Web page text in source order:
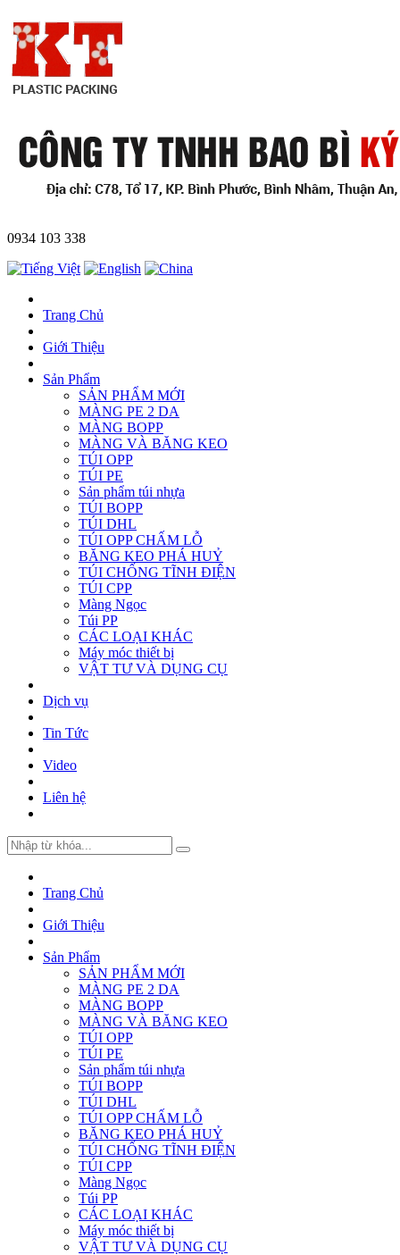
0934 103 338
Trang Chủ
Giới Thiệu
Sản Phẩm
SẢN PHẨM MỚI
MÀNG PE 2 DA
MÀNG BOPP
MÀNG VÀ BĂNG KEO
TÚI OPP
TÚI PE
Sản phẩm túi nhựa
TÚI BOPP
TÚI DHL
TÚI OPP CHẤM LỖ
BĂNG KEO PHÁ HUỶ
TÚI CHỐNG TĨNH ĐIỆN
TÚI CPP
Màng Ngọc
Túi PP
CÁC LOẠI KHÁC
Máy móc thiết bị
VẬT TƯ VÀ DỤNG CỤ
Dịch vụ
Tin Tức
Video
Liên hệ
Trang Chủ
Giới Thiệu
Sản Phẩm
SẢN PHẨM MỚI
MÀNG PE 2 DA
MÀNG BOPP
MÀNG VÀ BĂNG KEO
TÚI OPP
TÚI PE
Sản phẩm túi nhựa
TÚI BOPP
TÚI DHL
TÚI OPP CHẤM LỖ
BĂNG KEO PHÁ HUỶ
TÚI CHỐNG TĨNH ĐIỆN
TÚI CPP
Màng Ngọc
Túi PP
CÁC LOẠI KHÁC
Máy móc thiết bị
VẬT TƯ VÀ DỤNG CỤ